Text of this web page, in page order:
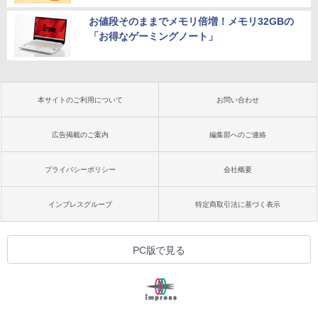
お値段そのままでメモリ倍増！メモリ32GBの
「お得なゲーミングノート」
本サイトのご利用について お問い合わせ
広告掲載のご案内 編集部へのご連絡
プライバシーポリシー 会社概要
インプレスグループ 特定商取引法に基づく表示
PC版で見る